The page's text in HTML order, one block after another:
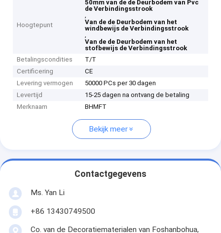
Hoogtepunt
50mm van de de Deurbodem van Pvc
de Verbindingsstrook
,
Van de de Deurbodem van het
windbewijs de Verbindingsstrook
,
Van de de Deurbodem van het
stofbewijs de Verbindingsstrook
Betalingscondities
T/T
Certificering
CE
Levering vermogen
50000 PCs per 30 dagen
Levertijd
15-25 dagen na ontvang de betaling
Merknaam
BHMFT
Bekijk meer
Contactgegevens
Ms. Yan Li
+86 13430749500
Co. van de Decoratiematerialen van Foshanbohua,